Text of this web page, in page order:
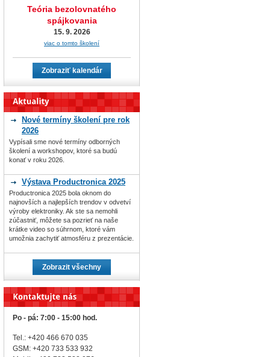
Teória bezolovnatého
spájkovania
15. 9. 2026
viac o tomto školení
Zobraziť kalendár
Nové termíny školení pre rok
2026
Vypísali sme nové termíny odborných
školení a workshopov, ktoré sa budú
konať v roku 2026.
Výstava Productronica 2025
Productronica 2025 bola oknom do
najnovších a najlepších trendov v odvetví
výroby elektroniky. Ak ste sa nemohli
zúčastniť, môžete sa pozrieť na naše
krátke video so súhrnom, ktoré vám
umožnia zachytiť atmosféru z prezentácie.
Zobrazit všechny
Po - pá: 7:00 - 15:00 hod.
Tel.: +420 466 670 035
GSM: +420 733 533 932